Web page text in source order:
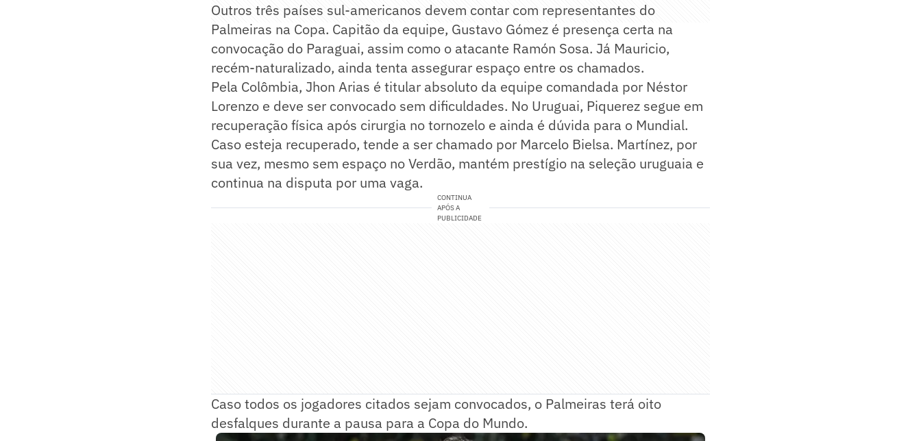
Outros três países sul-americanos devem contar com representantes do
Palmeiras na Copa. Capitão da equipe, Gustavo Gómez é presença certa na
convocação do Paraguai, assim como o atacante Ramón Sosa. Já Mauricio,
recém-naturalizado, ainda tenta assegurar espaço entre os chamados.
Pela Colômbia, Jhon Arias é titular absoluto da equipe comandada por Néstor
Lorenzo e deve ser convocado sem dificuldades. No Uruguai, Piquerez segue em
recuperação física após cirurgia no tornozelo e ainda é dúvida para o Mundial.
Caso esteja recuperado, tende a ser chamado por Marcelo Bielsa. Martínez, por
sua vez, mesmo sem espaço no Verdão, mantém prestígio na seleção uruguaia e
continua na disputa por uma vaga.
CONTINUA
APÓS A
PUBLICIDADE
Caso todos os jogadores citados sejam convocados, o Palmeiras terá oito
desfalques durante a pausa para a Copa do Mundo.